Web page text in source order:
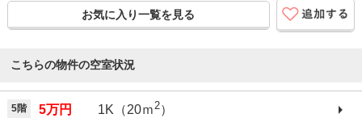
お気に入り一覧を見る
こちらの物件の空室状況
5階 5万円 1K（20ｍ2）